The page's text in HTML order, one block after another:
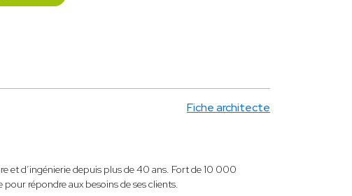
Fiche architecte
et d’ingénierie depuis plus de 40 ans. Fort de 10 000
répondre aux besoins de ses clients.